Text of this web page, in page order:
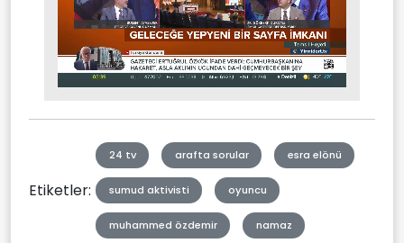
Mute Stream
Etiketler:
24 tv arafta sorular esra elönü
sumud aktivisti oyuncu
muhammed özdemir namaz